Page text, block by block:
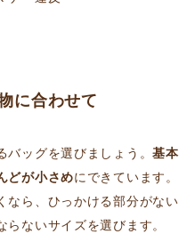
に合わせて
バッグを選びましょう。基本
どが小さめにできています。
なら、ひっかける部分がない
ないサイズを選びます。